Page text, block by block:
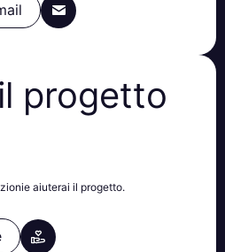
progetto
aiuterai il progetto.